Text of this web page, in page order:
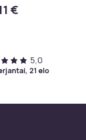
€
5,0
21 elo